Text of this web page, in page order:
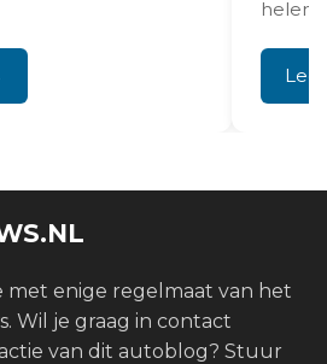
met enige regelmaat van het
Wil je graag in contact
van dit autoblog? Stuur